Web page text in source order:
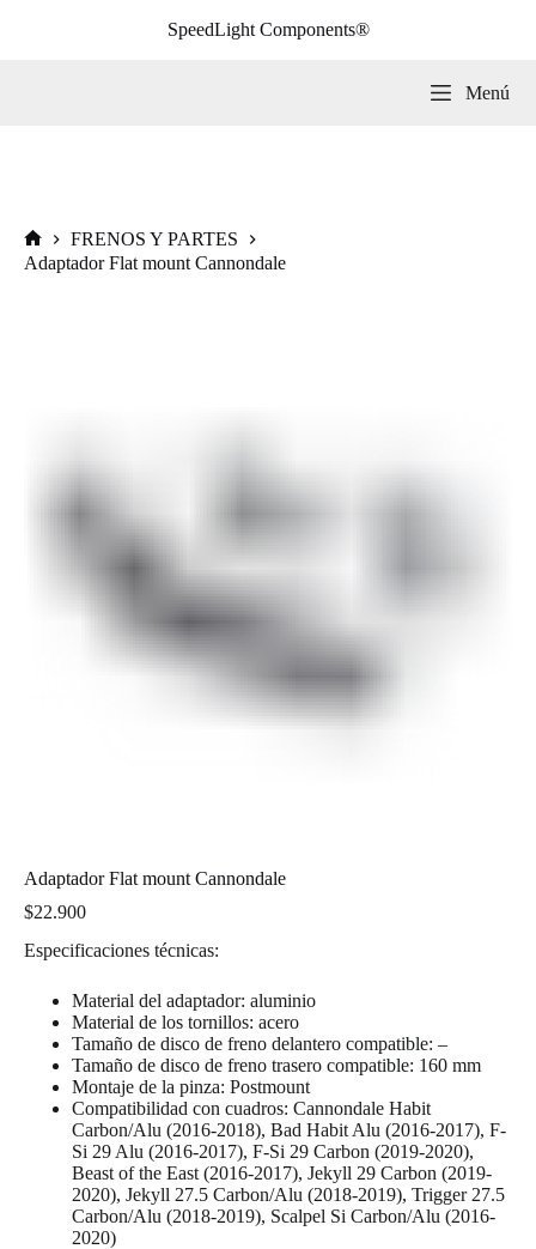
SpeedLight Components®
Menú
Inicio
FRENOS Y PARTES
Adaptador Flat mount Cannondale
Adaptador Flat mount Cannondale
$22.900
Especificaciones técnicas:
Material del adaptador: aluminio
Material de los tornillos: acero
Tamaño de disco de freno delantero compatible: –
Tamaño de disco de freno trasero compatible: 160 mm
Montaje de la pinza: Postmount
Compatibilidad con cuadros: Cannondale Habit
Carbon/Alu (2016-2018), Bad Habit Alu (2016-2017), F-
Si 29 ​​Alu (2016-2017), F-Si 29 ​​Carbon (2019-2020),
Beast of the East (2016-2017), Jekyll 29 Carbon (2019-
2020), Jekyll 27.5 Carbon/Alu (2018-2019), Trigger 27.5
Carbon/Alu (2018-2019), Scalpel Si Carbon/Alu (2016-
2020)